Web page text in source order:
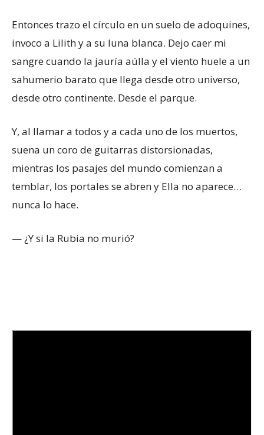
Entonces trazo el círculo en un suelo de adoquines,
invoco a Lilith y a su luna blanca. Dejo caer mi
sangre cuando la jauría aúlla y el viento huele a un
sahumerio barato que llega desde otro universo,
desde otro continente. Desde el parque.
Y, al llamar a todos y a cada uno de los muertos,
suena un coro de guitarras distorsionadas,
mientras los pasajes del mundo comienzan a
temblar, los portales se abren y Ella no aparece…
nunca lo hace.
— ¿Y si la Rubia no murió?